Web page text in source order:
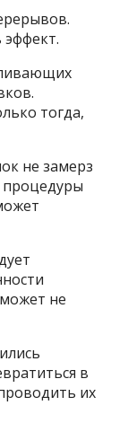
тогда,
не замерз
процедуры
не
в
их